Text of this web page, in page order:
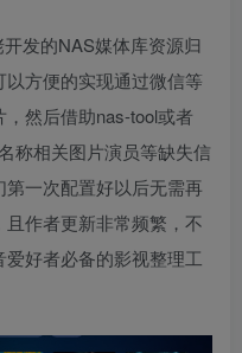
发的NAS媒体库资源归
方便的实现通过微信等
然后借助nas-tool或者
称相关图片演员等缺失信
一次配置好以后无需再
作者更新非常频繁，不
好者必备的影视整理工